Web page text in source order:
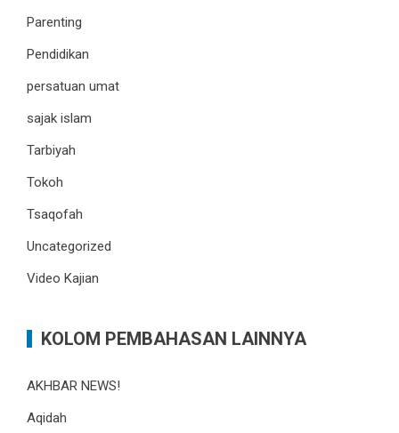
Parenting
Pendidikan
persatuan umat
sajak islam
Tarbiyah
Tokoh
Tsaqofah
Uncategorized
Video Kajian
KOLOM PEMBAHASAN LAINNYA
AKHBAR NEWS!
Aqidah